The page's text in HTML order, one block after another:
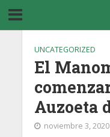
UNCATEGORIZED
El
Auzoeta
noviembre 3, 2020